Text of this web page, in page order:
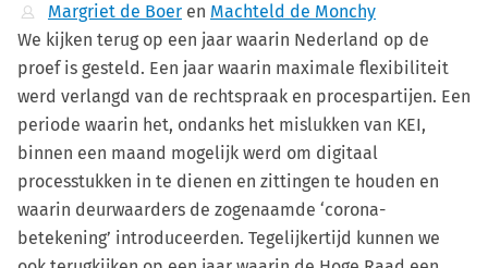
Margriet de Boeren Machteld de Monchy
We kijken terug op een jaar waarin Nederland op de
proef is gesteld. Een jaar waarin maximale flexibiliteit
werd verlangd van de rechtspraak en procespartijen. Een
periode waarin het, ondanks het mislukken van KEI,
binnen een maand mogelijk werd om digitaal
processtukken in te dienen en zittingen te houden en
waarin deurwaarders de zogenaamde ‘corona-
betekening’ introduceerden. Tegelijkertijd kunnen we